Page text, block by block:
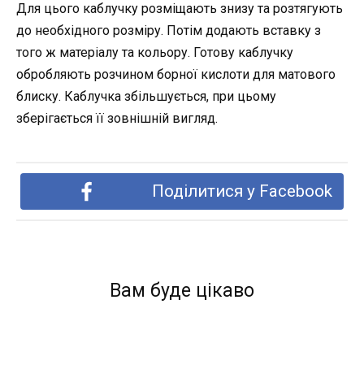
Для цього каблучку розміщають знизу та розтягують
до необхідного розміру. Потім додають вставку з
того ж матеріалу та кольору. Готову каблучку
обробляють розчином борної кислоти для матового
блиску. Каблучка збільшується, при цьому
зберігається її зовнішній вигляд.
Поділитися у Facebook
Вам буде цікаво